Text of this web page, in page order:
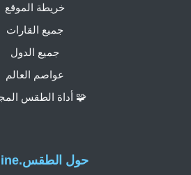
حول الطقس.online
خريطة الموقع
جميع القارات
جميع الدول
عواصم العالم
🧩 أداة الطقس